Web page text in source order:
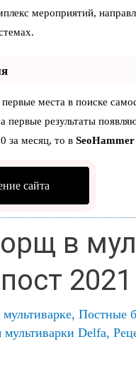
мероприятий,
места в поиске
первые результаты
за месяц, то в SeoHammer
сайта
в
2021
, Постные
мультиварки Delfa,